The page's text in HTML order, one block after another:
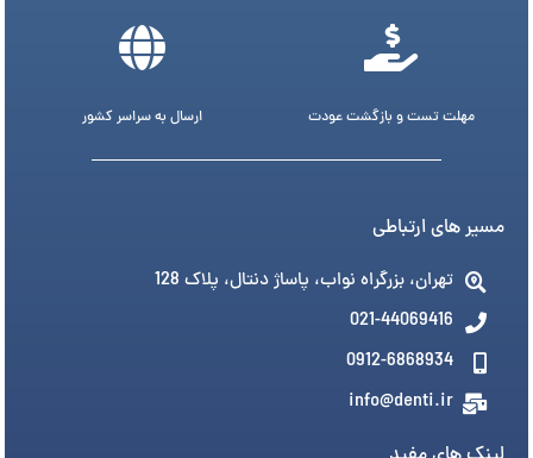
مهلت تست و بازگشت عودت ارسال به سراسر کشور
مسیر های ارتباطی
تهران، بزرگراه نواب، پاساژ دنتال، پلاک 128
021-44069416
0912-6868934
info@denti.ir